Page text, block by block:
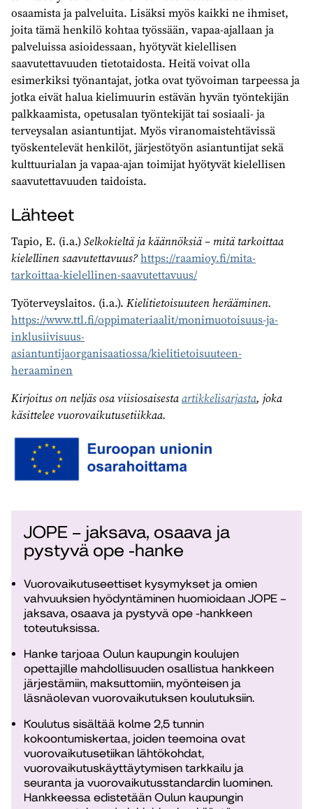
osaamista ja palveluita. Lisäksi myös kaikki ne ihmiset,
joita tämä henkilö kohtaa työssään, vapaa-ajallaan ja
palveluissa asioidessaan, hyötyvät kielellisen
saavutettavuuden tietotaidosta. Heitä voivat olla
esimerkiksi työnantajat, jotka ovat työvoiman tarpeessa ja
jotka eivät halua kielimuurin estävän hyvän työntekijän
palkkaamista, opetusalan työntekijät tai sosiaali- ja
terveysalan asiantuntijat. Myös viranomaistehtävissä
työskentelevät henkilöt, järjestötyön asiantuntijat sekä
kulttuurialan ja vapaa-ajan toimijat hyötyvät kielellisen
saavutettavuuden taidoista.
Lähteet
Tapio, E. (i.a.)Selkokieltä ja käännöksiä – mitä tarkoittaa
kielellinen saavutettavuus?https://raamioy.fi/mita-
tarkoittaa-kielellinen-saavutettavuus/
Työterveyslaitos. (i.a.). Kielitietoisuuteen herääminen.
https://www.ttl.fi/oppimateriaalit/monimuotoisuus-ja-
inklusiivisuus-
asiantuntijaorganisaatiossa/kielitietoisuuteen-
heraaminen
Kirjoitus on neljäs osa viisiosaisestaartikkelisarjasta, joka
käsittelee vuorovaikutusetiikkaa.
JOPE – jaksava, osaava ja
pystyvä ope -hanke
Vuorovaikutuseettiset kysymykset ja omien
vahvuuksien hyödyntäminen huomioidaan JOPE –
jaksava, osaava ja pystyvä ope -hankkeen
toteutuksissa.
Hanke tarjoaa Oulun kaupungin koulujen
opettajille mahdollisuuden osallistua hankkeen
järjestämiin, maksuttomiin, myönteisen ja
läsnäolevan vuorovaikutuksen koulutuksiin.
Koulutus sisältää kolme 2,5 tunnin
kokoontumiskertaa, joiden teemoina ovat
vuorovaikutusetiikan lähtökohdat,
vuorovaikutuskäyttäytymisen tarkkailu ja
seuranta ja vuorovaikutusstandardin luominen.
Hankkeessa edistetään Oulun kaupungin